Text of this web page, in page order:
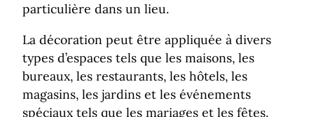
particulière dans un lieu.
La décoration peut être appliquée à divers
types d’espaces tels que les maisons, les
bureaux, les restaurants, les hôtels, les
magasins, les jardins et les événements
spéciaux tels que les mariages et les fêtes.